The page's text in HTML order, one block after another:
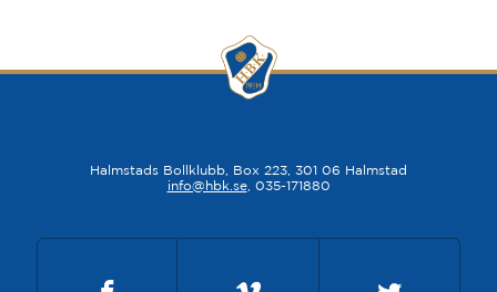
Halmstads Bollklubb, Box 223, 301 06 Halmstad
info@hbk.se, 035-171880